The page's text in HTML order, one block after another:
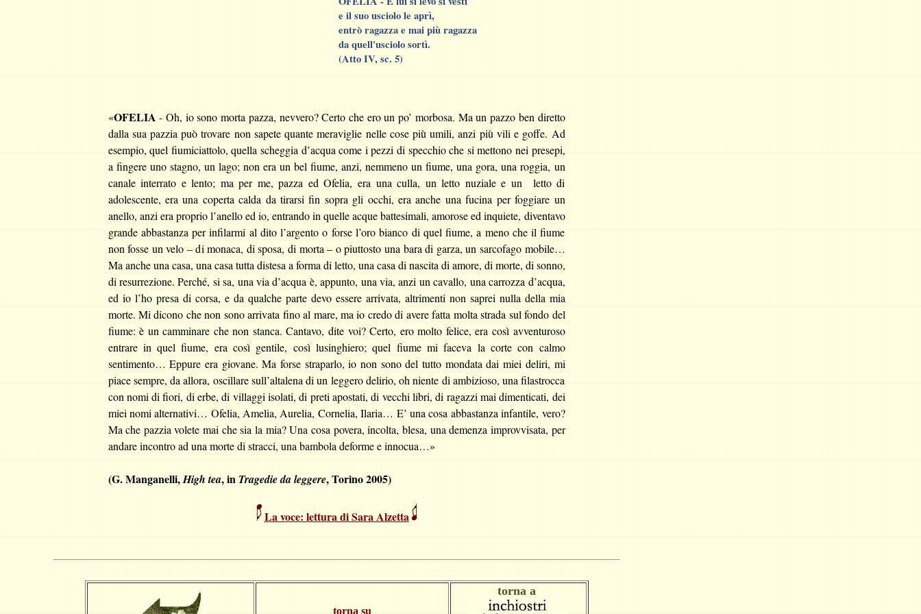
e il suo usciolo le aprì,
entrò ragazza e mai più ragazza
da quell'usciolo sortì.
(Atto IV, sc. 5)
«OFELIA - Oh, io sono morta pazza, nevvero? Certo che ero un po’ morbosa. Ma un pazzo ben diretto
dalla sua pazzia può trovare non sapete quante meraviglie nelle cose più umili, anzi più vili e goffe. Ad
esempio, quel fiumiciattolo, quella scheggia d’acqua come i pezzi di specchio che si mettono nei presepi,
a fingere uno stagno, un lago; non era un bel fiume, anzi, nemmeno un fiume, una gora, una roggia, un
canale interrato e lento; ma per me, pazza ed Ofelia, era una culla, un letto nuziale e un letto di
adolescente, era una coperta calda da tirarsi fin sopra gli occhi, era anche una fucina per foggiare un
anello, anzi era proprio l’anello ed io, entrando in quelle acque battesimali, amorose ed inquiete, diventavo
grande abbastanza per infilarmi al dito l’argento o forse l’oro bianco di quel fiume, a meno che il fiume
non fosse un velo – di monaca, di sposa, di morta – o piuttosto una bara di garza, un sarcofago mobile…
Ma anche una casa, una casa tutta distesa a forma di letto, una casa di nascita di amore, di morte, di sonno,
di resurrezione. Perché, si sa, una via d’acqua è, appunto, una via, anzi un cavallo, una carrozza d’acqua,
ed io l’ho presa di corsa, e da qualche parte devo essere arrivata, altrimenti non saprei nulla della mia
morte. Mi dicono che non sono arrivata fino al mare, ma io credo di avere fatta molta strada sul fondo del
fiume: è un camminare che non stanca. Cantavo, dite voi? Certo, ero molto felice, era così avventuroso
entrare in quel fiume, era così gentile, così lusinghiero; quel fiume mi faceva la corte con calmo
sentimento… Eppure era giovane. Ma forse straparlo, io non sono del tutto mondata dai miei deliri, mi
piace sempre, da allora, oscillare sull’altalena di un leggero delirio, oh niente di ambizioso, una filastrocca
con nomi di fiori, di erbe, di villaggi isolati, di preti apostati, di vecchi libri, di ragazzi mai dimenticati, dei
miei nomi alternativi… Ofelia, Amelia, Aurelia, Cornelia, Ilaria… E’ una cosa abbastanza infantile, vero?
Ma che pazzia volete mai che sia la mia? Una cosa povera, incolta, blesa, una demenza improvvisata, per
andare incontro ad una morte di stracci, una bambola deforme e innocua…»
(G. Manganelli,High tea, in Tragedie da leggere, Torino 2005)
La voce: lettura di Sara Alzetta
torna su
torna a